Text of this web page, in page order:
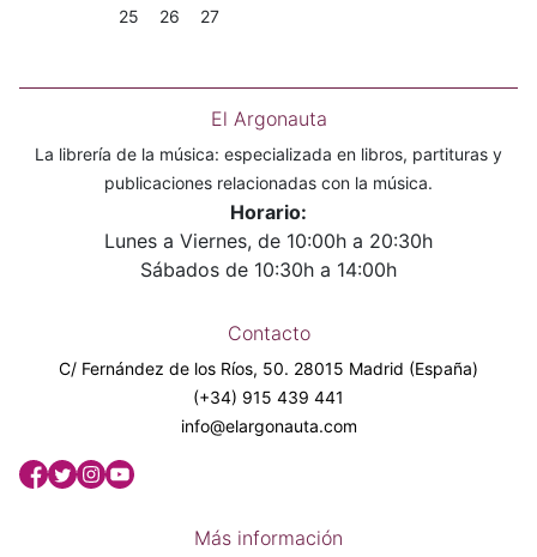
25
26 27
El Argonauta
La librería de la música: especializada en libros, partituras y
publicaciones relacionadas con la música.
Horario:
Lunes a Viernes, de 10:00h a 20:30h
Sábados de 10:30h a 14:00h
Contacto
C/ Fernández de los Ríos, 50. 28015 Madrid (España)
(+34) 915 439 441
info@elargonauta.com
Más información